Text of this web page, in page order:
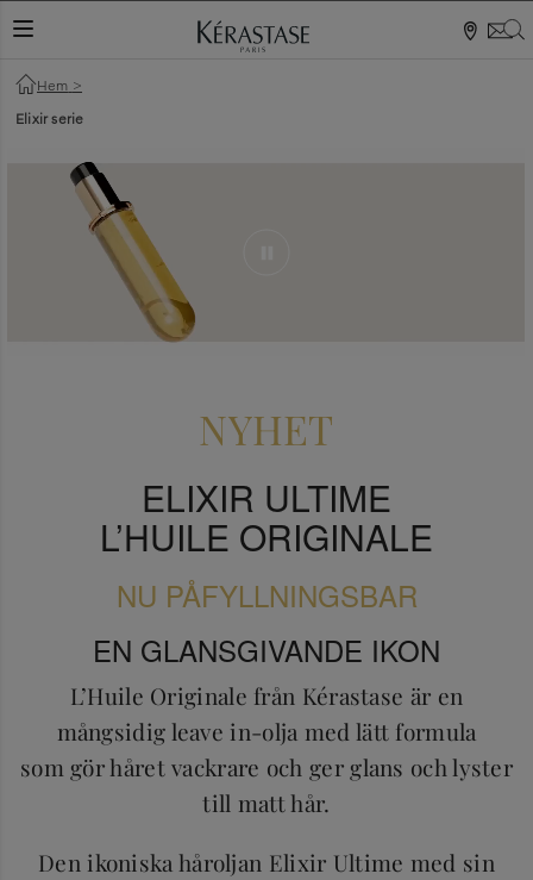
VÄXLA NAVIGERING
Hem >
Elixir serie
NYHET
ELIXIR ULTIME
L’HUILE ORIGINALE
NU PÅFYLLNINGSBAR
EN GLANSGIVANDE IKON
L’Huile Originale från Kérastase är en
mångsidig leave in-olja med lätt formula
som gör håret vackrare och ger glans och lyster
till matt hår.
Den ikoniska håroljan Elixir Ultime med sin